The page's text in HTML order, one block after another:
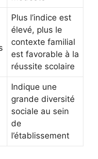
Plus l’indice est
élevé, plus le
contexte familial
est favorable à la
réussite scolaire
Indique une
grande diversité
sociale au sein
de
l’établissement